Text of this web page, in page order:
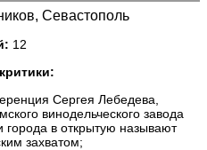
Севастополь
12
Сергея Лебедева,
винодельческого завода
в открытую называют
захватом;